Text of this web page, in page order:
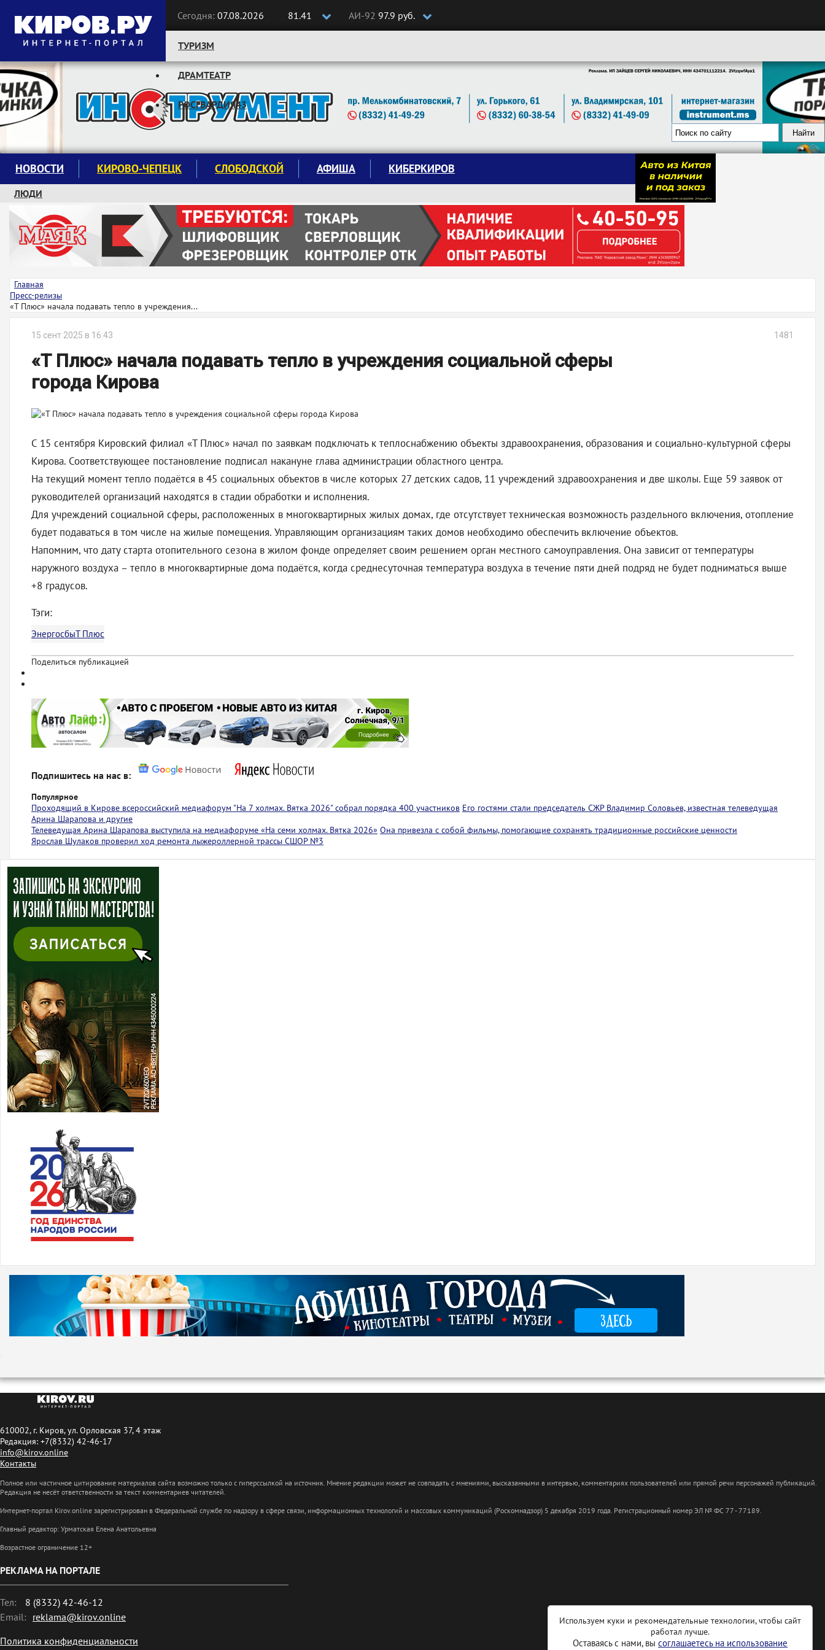
Сегодня: 07.08.2026 81.41 АИ-92 97.9 руб.
Следите за новостями:
ТУРИЗМ
ДРАМТЕАТР
РОСГВАРДИЯ43
НОВОСТИ КИРОВО-ЧЕПЕЦК СЛОБОДСКОЙ АФИША КИБЕРКИРОВ
ЛЮДИ
КРУЖКИ И СЕКЦИИ
ЗАВОДУ "МАЯК" 85 ЛЕТ
ЭКОЛОГИЯ
Главная
Пресс-релизы
«Т Плюс» начала подавать тепло в учреждения...
15 сент 2025 в 16:43 1481
«Т Плюс» начала подавать тепло в учреждения социальной сферы
города Кирова
С 15 сентября Кировский филиал «Т Плюс» начал по заявкам подключать к теплоснабжению объекты здравоохранения, образования и социально-культурной сферы
Кирова. Соответствующее постановление подписал накануне глава администрации областного центра.
На текущий момент тепло подаётся в 45 социальных объектов в числе которых 27 детских садов, 11 учреждений здравоохранения и две школы. Еще 59 заявок от
руководителей организаций находятся в стадии обработки и исполнения.
Для учреждений социальной сферы, расположенных в многоквартирных жилых домах, где отсутствует техническая возможность раздельного включения, отопление
будет подаваться в том числе на жилые помещения. Управляющим организациям таких домов необходимо обеспечить включение объектов.
Напомним, что дату старта отопительного сезона в жилом фонде определяет своим решением орган местного самоуправления. Она зависит от температуры
наружного воздуха – тепло в многоквартирные дома подаётся, когда среднесуточная температура воздуха в течение пяти дней подряд не будет подниматься выше
+8 градусов.
Тэги:
ЭнергосбыТ Плюс
Поделиться публикацией
Подпишитесь на нас в:
Популярное
Проходящий в Кирове всероссийский медиафорум "На 7 холмах. Вятка 2026" собрал порядка 400 участников Его гостями стали председатель СЖР Владимир Соловьев, известная телеведущая
Арина Шарапова и другие
Телеведущая Арина Шарапова выступила на медиафоруме «На семи холмах. Вятка 2026» Она привезла с собой фильмы, помогающие сохранять традиционные российские ценности
Ярослав Шулаков проверил ход ремонта лыжероллерной трассы СШОР №3
610002, г. Киров, ул. Орловская 37, 4 этаж
Редакция: +7(8332) 42-46-17
info@kirov.online
Контакты
Полное или частичное цитирование материалов сайта возможно только с гиперссылкой на источник. Мнение редакции может не совпадать с мнениями, высказанными в интервью, комментариях пользователей или прямой речи персонажей публикаций.
Редакция не несёт ответственности за текст комментариев читателей.
Интернет-портал Kirov.online зарегистрирован в Федеральной службе по надзору в сфере связи, информационных технологий и массовых коммуникаций (Роскомнадзор) 5 декабря 2019 года. Регистрационный номер ЭЛ № ФС 77 - 77189.
Главный редактор: Урматская Елена Анатольевна
Возрастное ограничение 12+
РЕКЛАМА НА ПОРТАЛЕ
Тел:
8 (8332) 42-46-12
Email: reklama@kirov.online
Политика конфиденциальности
Используем куки и рекомендательные технологии, чтобы сайт
работал лучше.
Оставаясь с нами, вы соглашаетесь на использование